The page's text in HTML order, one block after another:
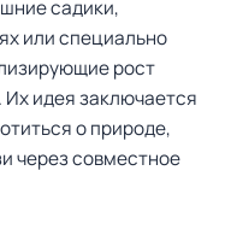
садики,
или специально
рост
идея заключается
о природе,
через совместное